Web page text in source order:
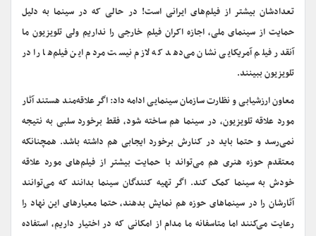
تعدادشان بیشتر از فیلم‌های ایرانی است! در حالی که در سینما به دلیل
حمایت از سینمای ملی‌، اجازه اکران فیلم خارجی را نداریم ولی تلویزیون ما
آنقدر فیلم آمریکایی نشان می‌دهد که لازم نیست مردم این فیلم‌ها را در
تلویزیون ببینند.
معاون ارزشیابی و نظارت سازمان سینمایی ادامه داد: اگر علاقه‌مند هستند آثار
مورد علاقه تلویزیون، در سینما هم ساخته شود، فقط برخورد سلبی به نتیجه
نمی‌رسد و حتما باید در کنارش برخورد ایجابی هم داشته باشد. همچنانکه
معتقدم حوزه هنری هم می‌تواند با حمایت بیشتر از فیلم‌های مورد علاقه
خودش به سینما کمک کند. اگر تهیه کنندگان سینما بدانند که می‌توانند
آثارشان را در سینماهای حوزه هم نمایش بدهند، حتما معیارهای این نهاد را
رعایت می‌کنند اما متاسفانه ما مدام از امکانی که در اختیار داریم، استفاده